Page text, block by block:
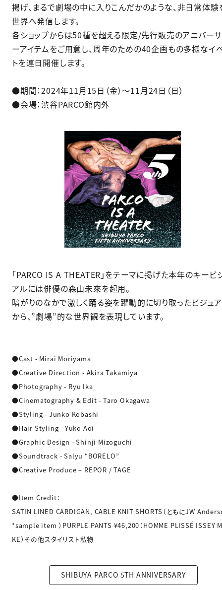
掲げ、まるで劇場の中に入りこんだかのような、非日常体験
世界へ発信します。
各ショップからは50種を超える限定/先行販売のアニバー
ーアイテムをご用意し、周年のための40企画もの多様なイ
トを連日開催します。
●期間：2024年11月15日（金）〜11月24日（日）
●会場：渋谷PARCO館内外
「PARCO IS A THEATER」をテーマに掲げた本年のキービ
アルには俳優の森山未來を起用。
暗がりのなかで激しく踊る姿を躍動的に切り取ったビジュ
から、”劇場”的な世界観を表現しています。
●Cast - Mirai Moriyama
●Creative Direction - Akira Takamiya
●Photography - Ryu Ika
●Cinematography & Edit - Taro Okagawa
●Styling - Junko Kobashi
●Hair Styling - Yuko Aoi
●Graphic Design - Shinji Mizoguchi
●Soundtrack - Salyu “BORELO”
●Creative Produce – REPOR / TAGE
●Item Credit：
SATIN LINED CARDIGAN, CABLE KNIT SHORTS（ともにJW
*sample item ）PURPLE PANTS ¥46,200（HOMME PLISSÉ ISSEY
KE）その他スタイリスト私物
SHIBUYA PARCO 5TH ANNIVERSARY